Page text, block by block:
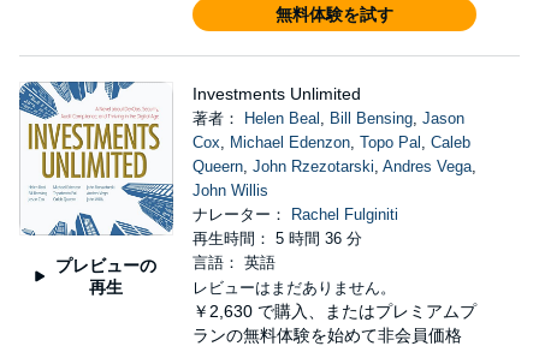
無料体験を試す
プレビューの
再生
Investments Unlimited
著者： Helen Beal , Bill Bensing, Jason
Cox, Michael Edenzon, Topo Pal , Caleb
Queern, John Rzezotarski, Andres Vega,
John Willis
ナレーター：
Rachel Fulginiti
再生時間： 5 時間 36 分
言語： 英語
レビューはまだありません。
￥2,630 で購入、またはプレミアムプ
ランの無料体験を始めて非会員価格